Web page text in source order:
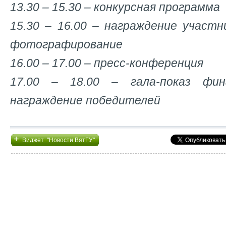
13.30 – 15.30 – конкурсная программа
15.30 – 16.00 – награждение
фотографирование
16.00 – 17.00 – пресс-конференция
17.00 – 18.00 – гала-показ
награждение победителей
+Виджет "Новости ВятГУ"